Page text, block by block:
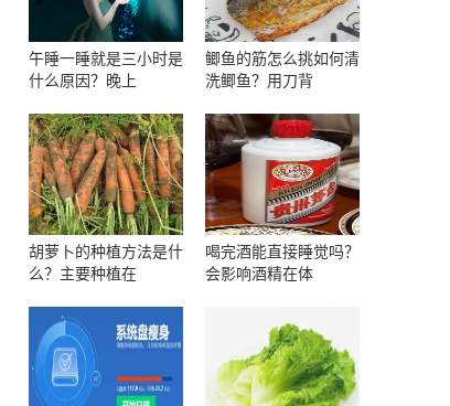
午睡一睡就是三小时是
什么原因？晚上
鲫鱼的筋怎么挑如何清
洗鲫鱼？用刀背
胡萝卜的种植方法是什
么？主要种植在
喝完酒能直接睡觉吗？
会影响酒精在体